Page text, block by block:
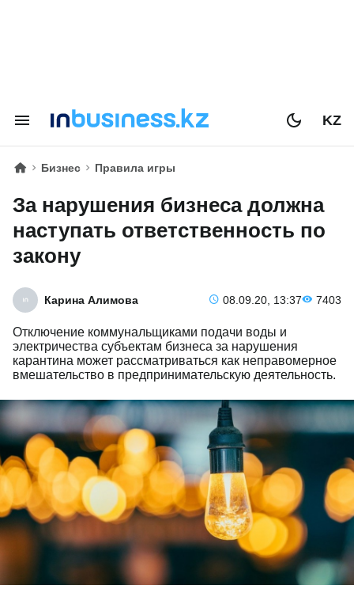
KZ
Бизнес Правила игры
За нарушения бизнеса должна
наступать ответственность по
закону
Карина Алимова 08.09.20, 13:37 7403
Отключение коммунальщиками подачи воды и
электричества субъектам бизнеса за нарушения
карантина может рассматриваться как неправомерное
вмешательство в предпринимательскую деятельность.